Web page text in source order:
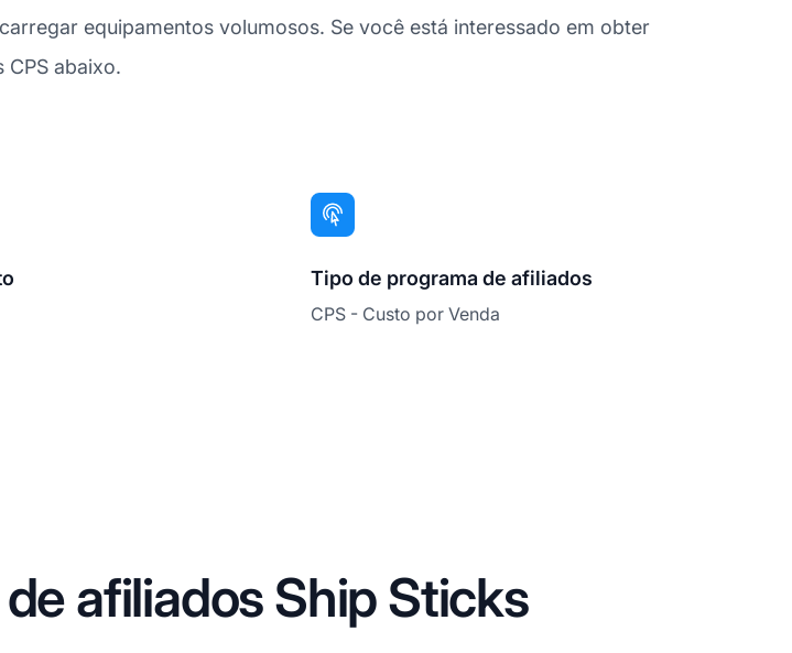
equipamentos volumosos. Se você está interessado em obter
abaixo.
Tipo de programa de afiliados
CPS - Custo por Venda
afiliados Ship Sticks